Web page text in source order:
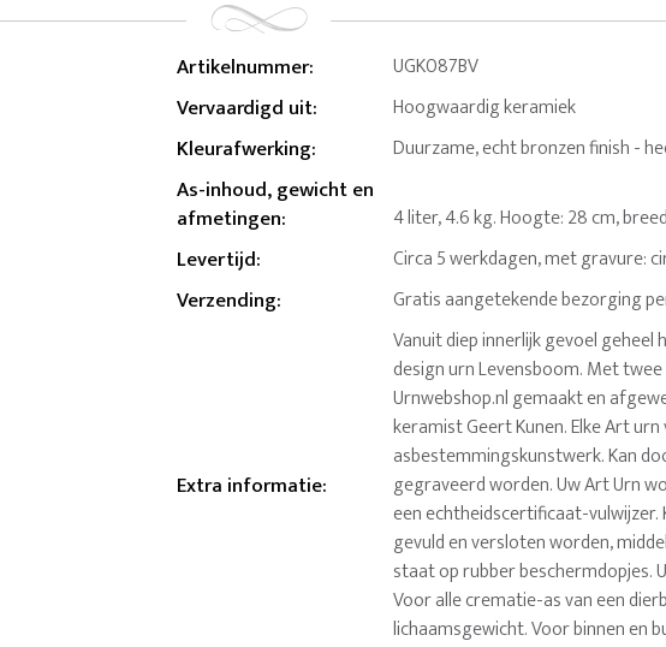
Artikelnummer: UGK087BV
Vervaardigd uit: Hoogwaardig keramiek
Kleurafwerking: Duurzame, echt bronzen finish -
As-inhoud, gewicht en
afmetingen: 4 liter, 4.6 kg. Hoogte: 28 cm,
Levertijd: Circa 5 werkdagen, met gravure:
Verzending: Gratis aangetekende bezorging
Extra informatie:
Vanuit diep innerlijk gevoel
design urn Levensboom. Met
Urnwebshop.nl gemaakt en
keramist Geert Kunen. Elke Art urn
asbestemmingskunstwerk. Kan
gegraveerd worden. Uw Art Urn
een echtheidscertificaat-vulwijzer.
gevuld en versloten worden,
staat op rubber beschermdopjes.
Voor alle crematie-as van een
lichaamsgewicht. Voor binnen en